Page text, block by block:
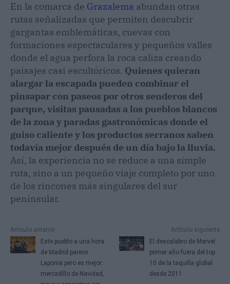
En la comarca de Grazalema abundan otras
rutas señalizadas que permiten descubrir
gargantas emblemáticas, cuevas con
formaciones espectaculares y pequeños valles
donde el agua perfora la roca caliza creando
paisajes casi escultóricos. Quienes quieran
alargar la escapada pueden combinar el
pinsapar con paseos por otros senderos del
parque, visitas pausadas a los pueblos blancos
de la zona y paradas gastronómicas donde el
guiso caliente y los productos serranos saben
todavía mejor después de un día bajo la lluvia.
Así, la experiencia no se reduce a una simple
ruta, sino a un pequeño viaje completo por uno
de los rincones más singulares del sur
peninsular.
Artículo anterior
Este pueblo a una hora
de Madrid parece
Laponia pero es mejor:
mercadillo de Navidad,
Artículo siguiente
El descalabro de Marvel:
primer año fuera del top
10 de la taquilla global
desde 2011